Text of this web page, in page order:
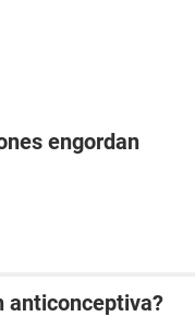
engordan
anticonceptiva?